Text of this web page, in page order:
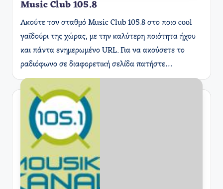
Music Club 105.8
Ακούτε τον σταθμό Music Club 105.8 στο ποιο cool
γαϊδούρι της χώρας, με την καλύτερη ποιότητα ήχου
και πάντα ενημερωμένο URL. Για να ακούσετε το
ραδιόφωνο σε διαφορετική σελίδα πατήστε…